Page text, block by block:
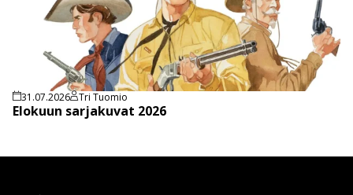
31.07.2026 Tri Tuomio
Elokuun sarjakuvat 2026